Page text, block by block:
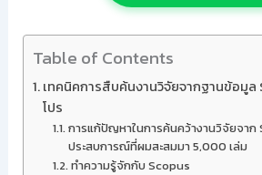
Table of Contents
เทคนิคการสืบค้นงานวิจัยจากฐานข้อมูล
โปร
การแก้ปัญหาในการค้นคว้างานวิจัยจาก
ประสบการณ์ที่ผมสะสมมา 5,000 เล่ม
ทำความรู้จักกับ Scopus